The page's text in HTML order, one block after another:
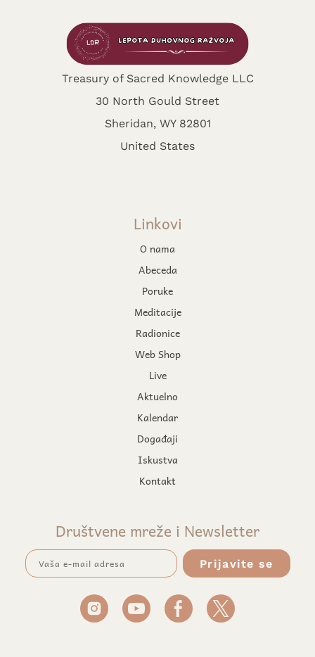
Treasury of Sacred Knowledge LLC
30 North Gould Street
Sheridan, WY 82801
United States
Linkovi
O nama
Abeceda
Poruke
Meditacije
Radionice
Web Shop
Live
Aktuelno
Kalendar
Događaji
Iskustva
Kontakt
Društvene mreže i Newsletter